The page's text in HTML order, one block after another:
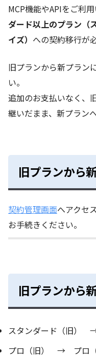
MCP機能やAPIをご利用
ダード以上のプラン（
イズ） への契約移行が
旧プランから新プラン
い。
追加のお支払いなく、
継いだまま、新プラン
旧プランから
契約管理画面へアクセ
お手続きください。
旧プランから
スタンダード（旧）
プロ（旧） → プロ（